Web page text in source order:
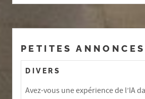
PETITES ANNONCES
DIVERS
Avez-vous une expérience de l’IA